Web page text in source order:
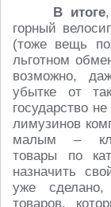
В итоге
горный
(тоже вещь
льготном
возможно,
убытке от
государство
лимузинов
малым –
товары по
назначить
уже сделано,
товаров,